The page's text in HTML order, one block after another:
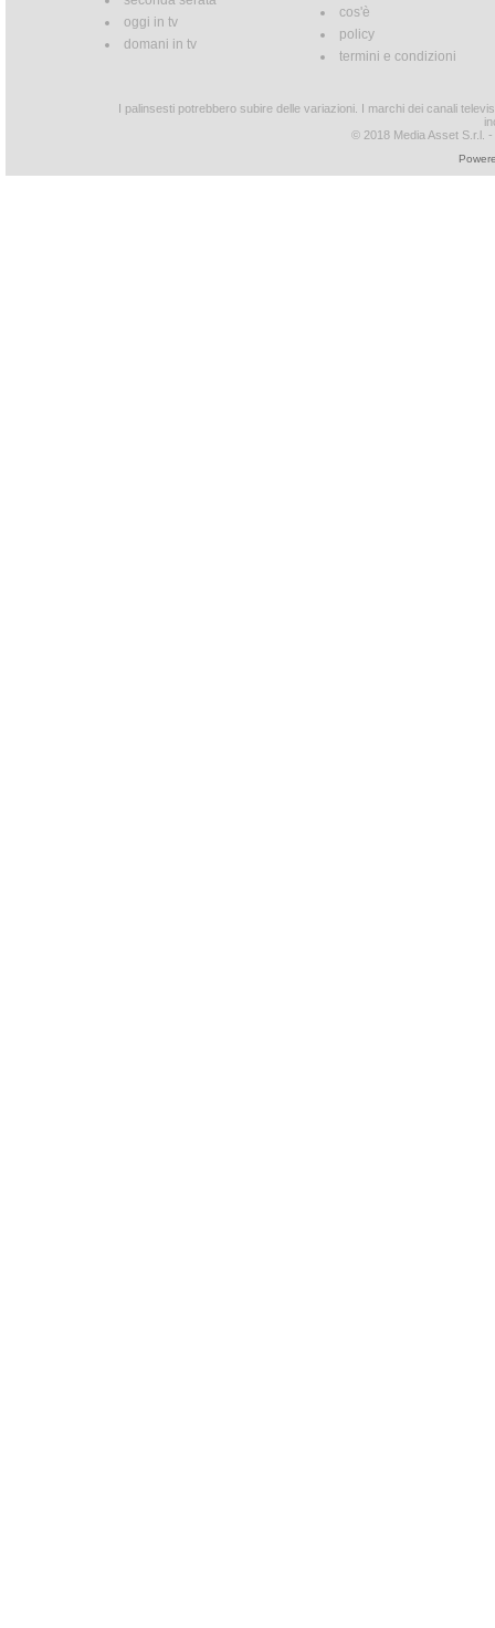
oggi in tv
domani in tv
cos'è
policy
termini e condizioni
I palinsesti potrebbero subire delle variazioni. I marchi dei canali
© 2018 Media Asset S.r.l.